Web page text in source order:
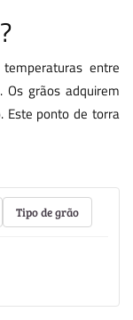
entre
Os grãos adquirem
Este ponto de torra
Tipo de grão